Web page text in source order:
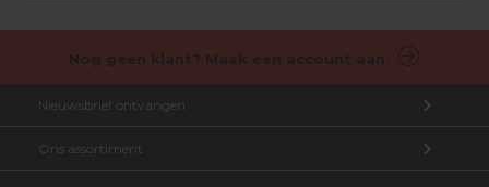
Nog geen klant? Maak een account aan.
Nieuwsbrief ontvangen
Aanmelden nieuwsbrief
Ons assortiment